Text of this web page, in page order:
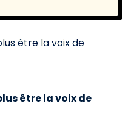
être la voix de